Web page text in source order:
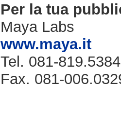
Per la tua
Maya Labs
www.maya.it
Tel. 081-819.5384
Fax. 081-